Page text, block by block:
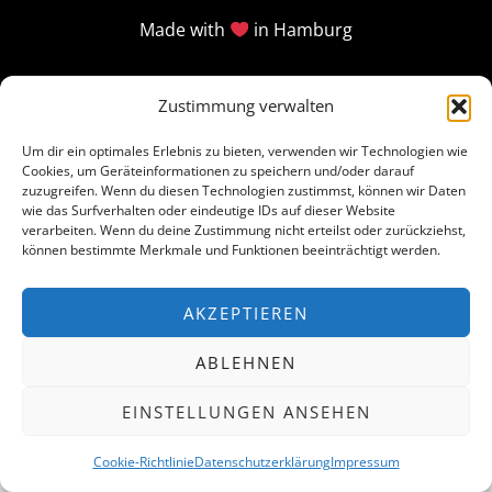
Zustimmung verwalten
Um dir ein optimales Erlebnis zu bieten, verwenden wir Technologien wie
Cookies, um Geräteinformationen zu speichern und/oder darauf
zuzugreifen. Wenn du diesen Technologien zustimmst, können wir Daten
wie das Surfverhalten oder eindeutige IDs auf dieser Website
verarbeiten. Wenn du deine Zustimmung nicht erteilst oder zurückziehst,
können bestimmte Merkmale und Funktionen beeinträchtigt werden.
AKZEPTIEREN
ABLEHNEN
EINSTELLUNGEN ANSEHEN
Cookie-RichtlinieDatenschutzerklärungImpressum
Made with in Hamburg